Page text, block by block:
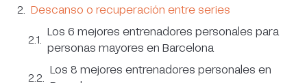
Descanso o recuperación entre series
Los 6 mejores entrenadores personales para
personas mayores en Barcelona
Los 8 mejores entrenadores personales en